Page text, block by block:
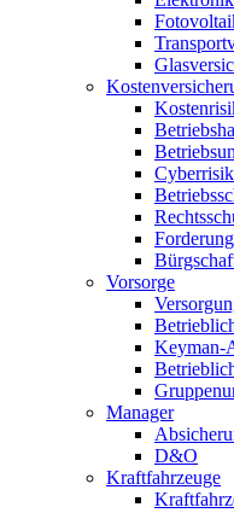
Vorsorge
Keyman-
Manager
D&O
Kraftfahrzeuge